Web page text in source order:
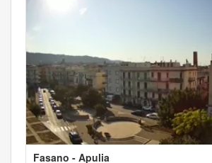
Fasano - Apulia